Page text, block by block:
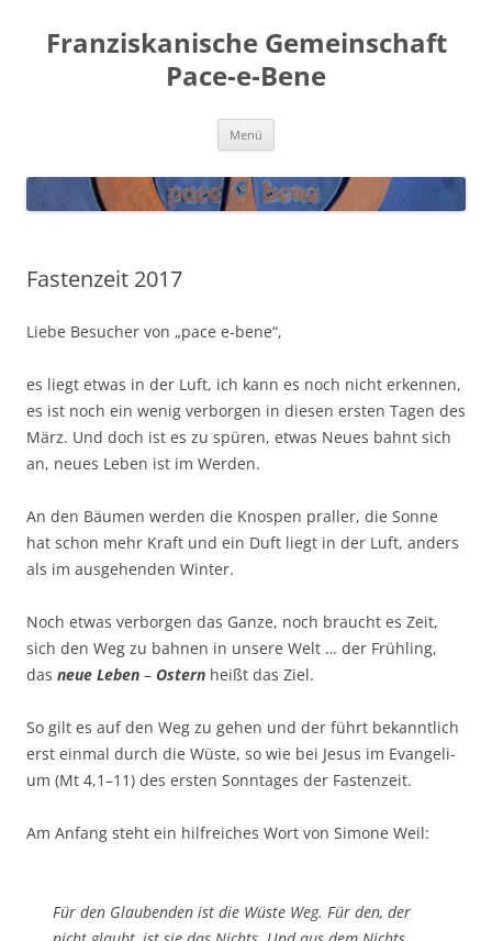
Franziskanische Gemeinschaft
Pace-e-Bene
Menü
Fastenzeit 2017
Lie­be Besu­cher von „pace e‑bene“,
es liegt etwas in der Luft, ich kann es noch nicht erken­nen,
es ist noch ein wenig ver­bor­gen in die­sen ers­ten Tagen des
März. Und doch ist es zu spü­ren, etwas Neu­es bahnt sich
an, neu­es Leben ist im Werden.
An den Bäu­men wer­den die Knos­pen pral­ler, die Son­ne
hat schon mehr Kraft und ein Duft liegt in der Luft, anders
als im aus­ge­hen­den Winter.
Noch etwas ver­bor­gen das Gan­ze, noch braucht es Zeit,
sich den Weg zu bah­nen in unse­re Welt … der Früh­ling,
das neue Leben – Ostern heißt das Ziel.
So gilt es auf den Weg zu gehen und der führt bekannt­lich
erst ein­mal durch die Wüs­te, so wie bei Jesus im Evan­ge­li­
um (Mt 4,1–11) des ers­ten Sonn­ta­ges der Fastenzeit.
Am Anfang steht ein hilf­rei­ches Wort von Simo­ne Weil:
Für den Glau­ben­den ist die Wüs­te Weg. Für den, der